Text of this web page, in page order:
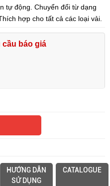
tự động. Chuyển đổi từ dạng
hợp cho tất cả các loại vải.
báo giá
HƯỚNG DẪN
SỬ DỤNG
CATALOGUE